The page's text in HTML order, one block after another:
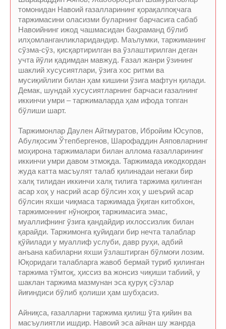
томонидан Навоий ғазалларининг қорақалпоқчага
таржимасини оласизми буларнинг барчасига сабаб
Навоийнинг ижод чашмасидан баҳраманд бўлиб
илҳомланганликларидандир. Маълумки, таржиманинг
сўзма-сўз, қисқартирилган ва ўзлаштирилган деган
учта йўли қадимдан мавжуд. Ғазал жанри ўзининг
шаклий хусусиятлари, ўзига хос ритми ва
мусиқийлиги билан ҳам кишини ўзига мафтун қилади.
Демак, шундай хусусиятларнинг барчаси ғазалнинг
иккинчи умри – таржималарда ҳам ифода топган
бўлиши шарт.
Таржимонлар Даулен Айтмуратов, Ибройим Юсупов,
Абулқосим Ўтепбергенов, Шарофаддин Аяповларнинг
моҳирона таржималари билан аллома ғазалларининг
иккинчи умри давом этмоқда. Таржимада ижодкордан
жуда катта масъулят талаб қилинадаи негаки бир
халқ тилидан иккинчи халқ тилига таржима қилинган
асар хоҳ у насрий асар бўлсин хоҳ у шеърий асар
бўлсин яхши чиқмаса таржимада ўқиган китобхон,
таржимоннинг нўноқроқ таржимасига эмас,
муаллифнинг ўзига қандайдир ихлоссизлик билан
қарайди. Таржимонга қуйидаги бир нечта талаблар
қўйилади у муаллиф услуби, давр руҳи, адбий
анъана кабиларни яхши ўзлаштирган бўлмоғи лозим.
Юқоридаги талабларга жавоб бермай туриб қилинган
таржима тўмтоқ, ҳиссиз ва жонсиз чиқиши табиий, у
шаклан таржима мазмунан эса қуруқ сўзлар
йиғиндиси бўлиб қолиши ҳам шубҳасиз.
Айниқса, ғазалларни таржима қилиш ўта қийин ва
масъулиятли ишдир. Навоий эса айнан шу жанрда